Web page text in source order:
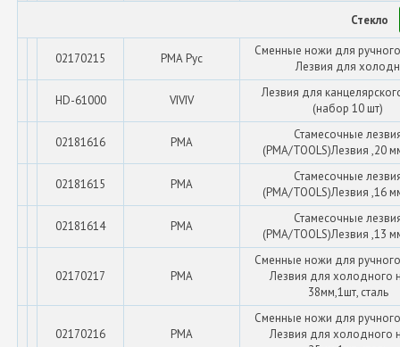
Стекло
02170215 РМА Рус
Сменные ножи для
Лезвия для холодн
HD-61000 VIVIV
Лезвия для
(набор 10 шт)
02181616 PMA
Стамесочные
(PMA/TOOLS)Лезвия ,20
02181615 PMA
Стамесочные
(PMA/TOOLS)Лезвия ,16
02181614 PMA
Стамесочные
(PMA/TOOLS)Лезвия ,13
02170217 PMA
Сменные ножи для
Лезвия для холодного
38мм,1шт, сталь
02170216 PMA
Сменные ножи для
Лезвия для холодного